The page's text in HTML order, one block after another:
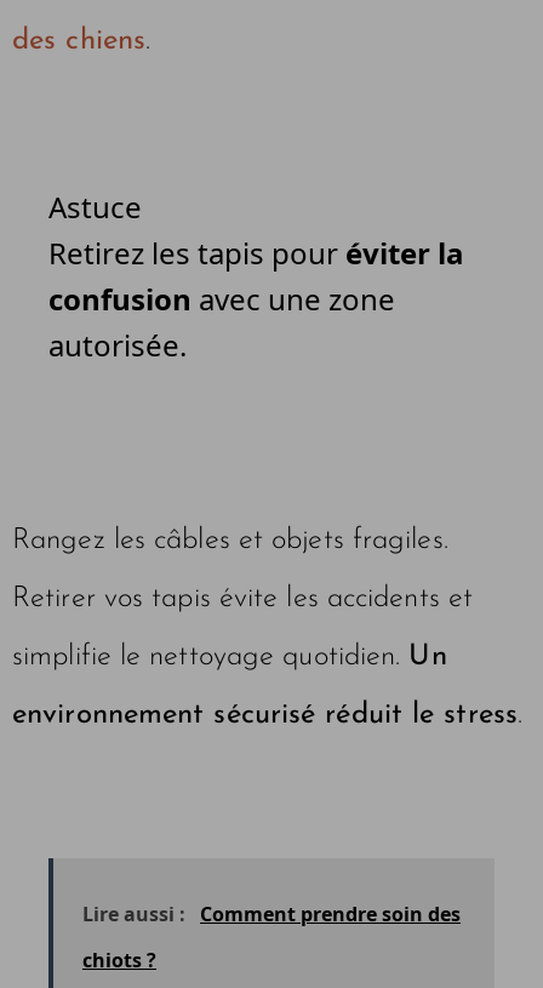
des chiens.
Astuce
Retirez les tapis pour éviter la
confusion avec une zone
autorisée.
Rangez les câbles et objets fragiles.
Retirer vos tapis évite les accidents et
simplifie le nettoyage quotidien. Un
environnement sécurisé réduit le stress.
Lire aussi :
Comment prendre soin des
chiots ?